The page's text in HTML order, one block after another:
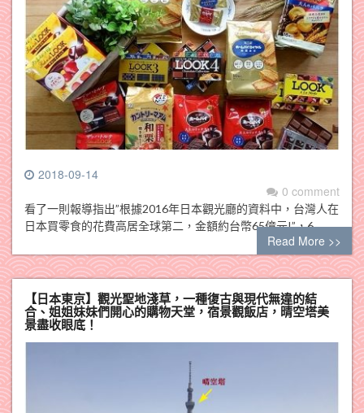
2018-09-14
0 comment
看了一則報導指出”根據2016年日本觀光廳的資料中，台灣人在
日本買零食的花費高居全球第二，金額約台幣65億元!”，6…
Read More >>
【日本東京】觀光聖地淺草，一種復古與現代無違的結
合、姐姐妹妹們開心的購物天堂，宿景觀飯店，晴空塔美
景盡收眼底！